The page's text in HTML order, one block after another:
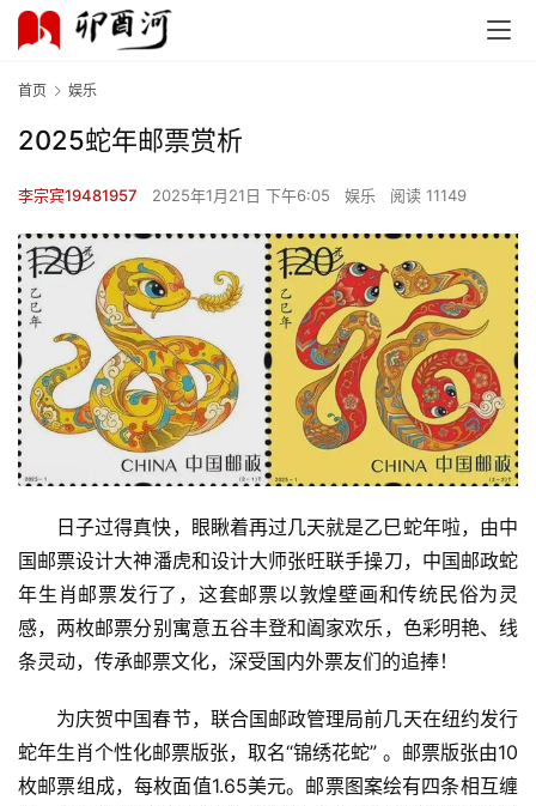
首页 娱乐
2025蛇年邮票赏析
李宗宾19481957 2025年1月21日 下午6:05 娱乐 阅读 11149
日子过得真快，眼瞅着再过几天就是乙巳蛇年啦，由中
国邮票设计大神潘虎和设计大师张旺联手操刀，中国邮政蛇
年生肖邮票发行了，这套邮票以敦煌壁画和传统民俗为灵
感，两枚邮票分别寓意五谷丰登和阖家欢乐，色彩明艳、线
条灵动，传承邮票文化，深受国内外票友们的追捧！
为庆贺中国春节，联合国邮政管理局前几天在纽约发行
蛇年生肖个性化邮票版张，取名“锦绣花蛇” 。邮票版张由10
枚邮票组成，每枚面值1.65美元。邮票图案绘有四条相互缠